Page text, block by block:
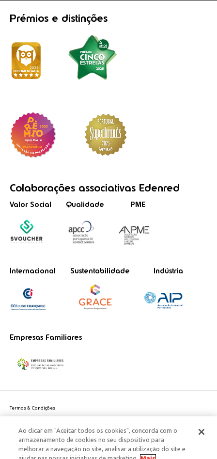
Prémios e distinções
Colaborações associativas Edenred
Valor Social Qualidade PME
Internacional Sustentabilidade Indústria
Empresas Familiares
Termos & Condições
Politica de Cookies
Política de Privacidade Dados Pessoais
Ao clicar em "Aceitar todos os cookies", concorda com o
armazenamento de cookies no seu dispositivo para
melhorar a navegação no site, analisar a utilização do site e